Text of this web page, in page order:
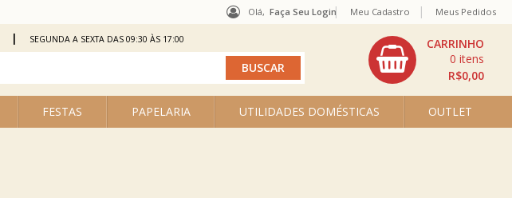
Olá, Faça Seu Login
FESTAS PAPELARIA UTILIDADES DOMÉSTICAS OUTLET
R$0,00
0
Meu Cadastro Meus Pedidos
SEGUNDA A SEXTA DAS 09:30 ÀS 17:00